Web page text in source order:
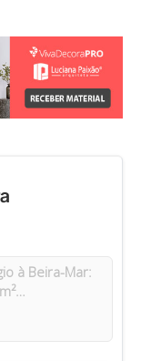
à Beira-Mar: